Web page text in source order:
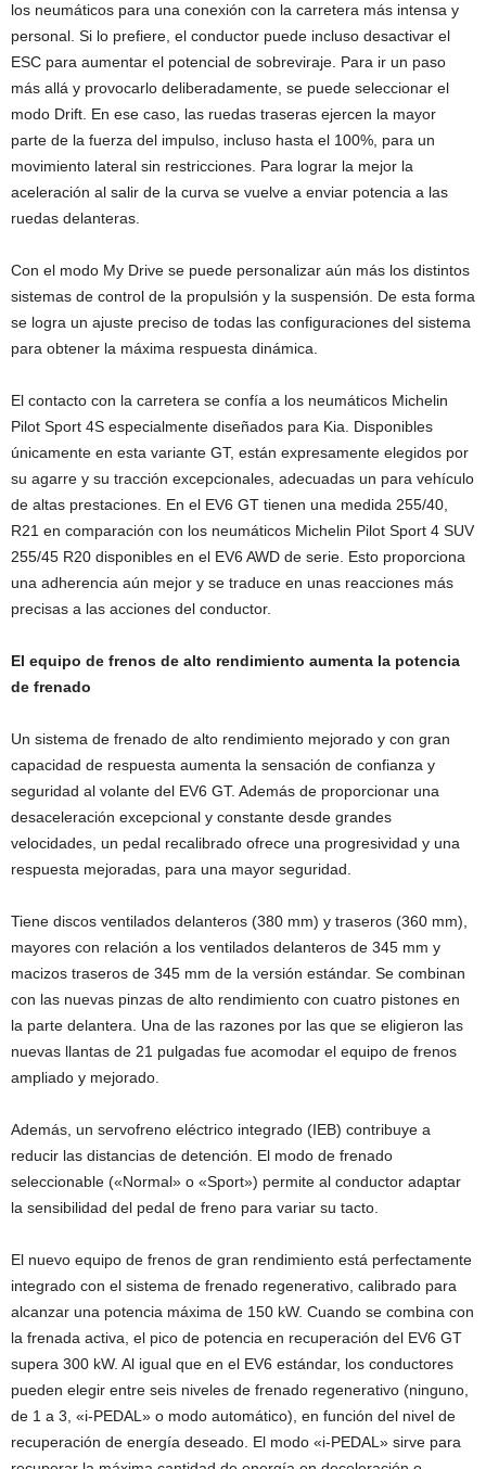
los neumáticos para una conexión con la carretera más intensa y
personal. Si lo prefiere, el conductor puede incluso desactivar el
ESC para aumentar el potencial de sobreviraje. Para ir un paso
más allá y provocarlo deliberadamente, se puede seleccionar el
modo Drift. En ese caso, las ruedas traseras ejercen la mayor
parte de la fuerza del impulso, incluso hasta el 100%, para un
movimiento lateral sin restricciones. Para lograr la mejor la
aceleración al salir de la curva se vuelve a enviar potencia a las
ruedas delanteras.
Con el modo My Drive se puede personalizar aún más los distintos
sistemas de control de la propulsión y la suspensión. De esta forma
se logra un ajuste preciso de todas las configuraciones del sistema
para obtener la máxima respuesta dinámica.
El contacto con la carretera se confía a los neumáticos Michelin
Pilot Sport 4S especialmente diseñados para Kia. Disponibles
únicamente en esta variante GT, están expresamente elegidos por
su agarre y su tracción excepcionales, adecuadas un para vehículo
de altas prestaciones. En el EV6 GT tienen una medida 255/40,
R21 en comparación con los neumáticos Michelin Pilot Sport 4 SUV
255/45 R20 disponibles en el EV6 AWD de serie. Esto proporciona
una adherencia aún mejor y se traduce en unas reacciones más
precisas a las acciones del conductor.
El equipo de frenos de alto rendimiento aumenta la potencia
de frenado
Un sistema de frenado de alto rendimiento mejorado y con gran
capacidad de respuesta aumenta la sensación de confianza y
seguridad al volante del EV6 GT. Además de proporcionar una
desaceleración excepcional y constante desde grandes
velocidades, un pedal recalibrado ofrece una progresividad y una
respuesta mejoradas, para una mayor seguridad.
Tiene discos ventilados delanteros (380 mm) y traseros (360 mm),
mayores con relación a los ventilados delanteros de 345 mm y
macizos traseros de 345 mm de la versión estándar. Se combinan
con las nuevas pinzas de alto rendimiento con cuatro pistones en
la parte delantera. Una de las razones por las que se eligieron las
nuevas llantas de 21 pulgadas fue acomodar el equipo de frenos
ampliado y mejorado.
Además, un servofreno eléctrico integrado (IEB) contribuye a
reducir las distancias de detención. El modo de frenado
seleccionable («Normal» o «Sport») permite al conductor adaptar
la sensibilidad del pedal de freno para variar su tacto.
El nuevo equipo de frenos de gran rendimiento está perfectamente
integrado con el sistema de frenado regenerativo, calibrado para
alcanzar una potencia máxima de 150 kW. Cuando se combina con
la frenada activa, el pico de potencia en recuperación del EV6 GT
supera 300 kW. Al igual que en el EV6 estándar, los conductores
pueden elegir entre seis niveles de frenado regenerativo (ninguno,
de 1 a 3, «i-PEDAL» o modo automático), en función del nivel de
recuperación de energía deseado. El modo «i-PEDAL» sirve para